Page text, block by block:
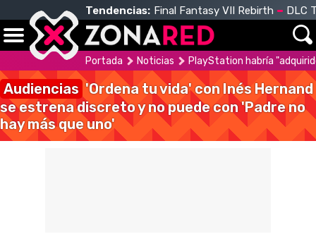
Tendencias: Final Fantasy VII Rebirth DLC
Portada Noticias PlayStation habría
Audiencias 'Ordena tu vida' con Inés Hernand
se estrena discreto y no puede con 'Padre no
hay más que uno'